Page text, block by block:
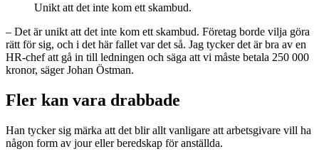
Unikt att det inte kom ett skambud.
– Det är unikt att det inte kom ett skambud. Företag borde vilja göra
rätt för sig, och i det här fallet var det så. Jag tycker det är bra av en
HR-chef att gå in till ledningen och säga att vi måste betala 250 000
kronor, säger Johan Östman.
Fler kan vara drabbade
Han tycker sig märka att det blir allt vanligare att arbetsgivare vill ha
någon form av jour eller beredskap för anställda.